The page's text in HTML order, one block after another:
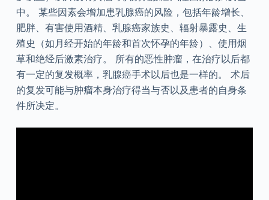
中。 某些因素会增加患乳腺癌的风险，包括年龄增长、
肥胖、有害使用酒精、乳腺癌家族史、辐射暴露史、生
殖史（如月经开始的年龄和首次怀孕的年龄）、使用烟
草和绝经后激素治疗。 所有的恶性肿瘤，在治疗以后都
有一定的复发概率，乳腺癌手术以后也是一样的。 术后
的复发可能与肿瘤本身治疗得当与否以及患者的自身条
件所决定。